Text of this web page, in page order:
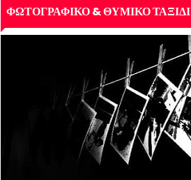
ΦΩΤΟΓΡΑΦΙΚΟ & ΘΥΜΙΚΟ ΤΑΞΙΔΙ